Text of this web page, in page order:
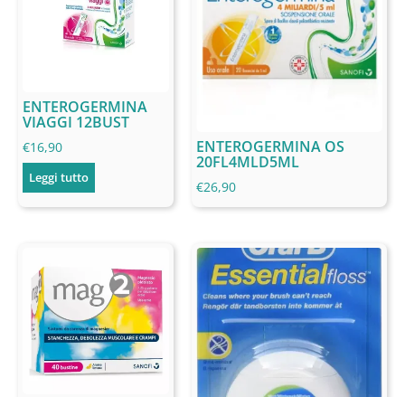
ENTEROGERMINA
VIAGGI 12BUST
€16,90
Leggi tutto
ENTEROGERMINA OS
20FL4MLD5ML
€26,90